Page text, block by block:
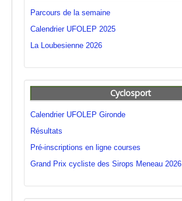
Parcours de la semaine
Calendrier UFOLEP 2025
La Loubesienne 2026
Cyclosport
Calendrier UFOLEP Gironde
Résultats
Pré-inscriptions en ligne courses
Grand Prix cycliste des Sirops Meneau 2026